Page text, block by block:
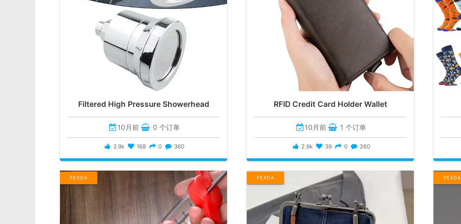
Filtered High Pressure Showerhead
10月前 0 个订单
3.9k 168 0 360
RFID Credit Card Holder Wallet
10月前 1 个订单
2.9k 39 0 260
PEXDA PEXDA PEXDA